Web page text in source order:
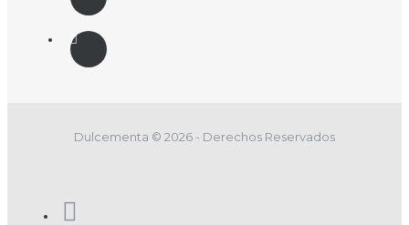
Dulcementa © 2026 - Derechos Reservados